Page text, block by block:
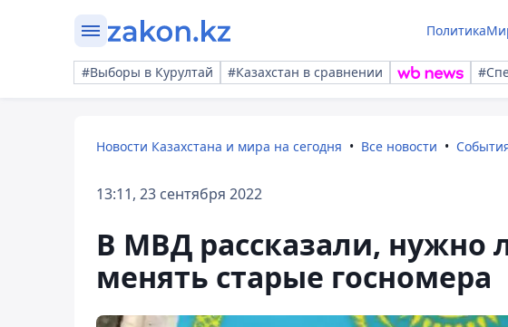
Политика
#Выборы в Курултай #Казахстан в сравнении
Новости Казахстана и мира на сегодня Все новости
13:11, 23 сентября 2022
В МВД рассказали, нужно
менять старые госномера